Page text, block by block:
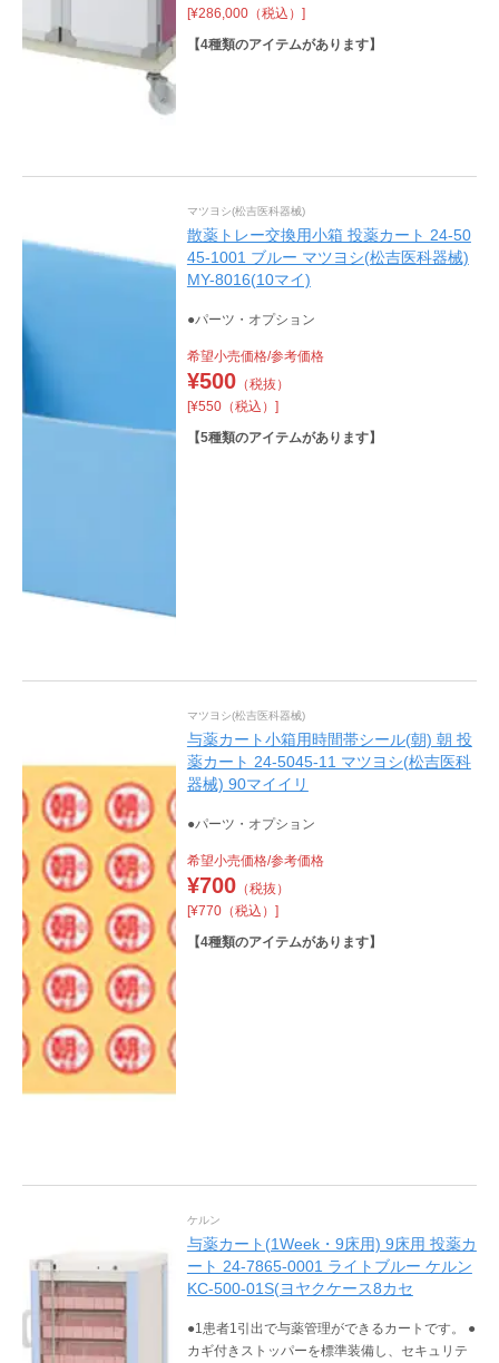
[¥286,000（税込）]
【4種類のアイテムがあります】
マツヨシ(松吉医科器械)
散薬トレー交換用小箱 投薬カート 24-50
45-1001 ブルー マツヨシ(松吉医科器械)
MY-8016(10マイ)
●パーツ・オプション
希望小売価格/参考価格
¥500（税抜）
[¥550（税込）]
【5種類のアイテムがあります】
マツヨシ(松吉医科器械)
与薬カート小箱用時間帯シール(朝) 朝 投
薬カート 24-5045-11 マツヨシ(松吉医科
器械) 90マイイリ
●パーツ・オプション
希望小売価格/参考価格
¥700（税抜）
[¥770（税込）]
【4種類のアイテムがあります】
ケルン
与薬カート(1Week・9床用) 9床用 投薬カ
ート 24-7865-0001 ライトブルー ケルン
KC-500-01S(ヨヤクケース8カセ
●1患者1引出で与薬管理ができるカートです。 ●
カギ付きストッパーを標準装備し、セキュリテ